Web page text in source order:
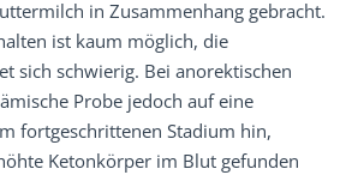
in Zusammenhang gebracht.
ist kaum möglich, die
sich schwierig. Bei anorektischen
Probe jedoch auf eine
fortgeschrittenen Stadium hin,
Ketonkörper im Blut gefunden